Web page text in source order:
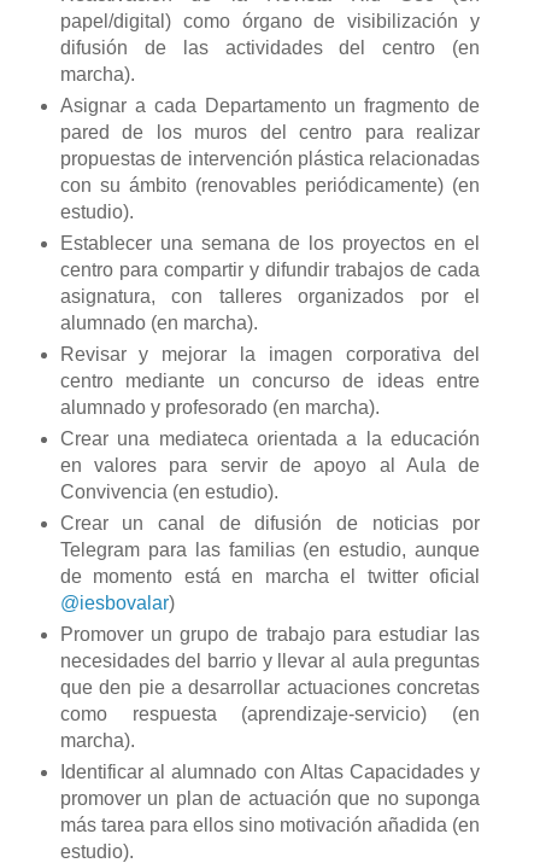
papel/digital) como órgano de visibilización y
difusión de las actividades del centro (en
marcha).
Asignar a cada Departamento un fragmento de
pared de los muros del centro para realizar
propuestas de intervención plástica relacionadas
con su ámbito (renovables periódicamente) (en
estudio).
Establecer una semana de los proyectos en el
centro para compartir y difundir trabajos de cada
asignatura, con talleres organizados por el
alumnado (en marcha).
Revisar y mejorar la imagen corporativa del
centro mediante un concurso de ideas entre
alumnado y profesorado (en marcha).
Crear una mediateca orientada a la educación
en valores para servir de apoyo al Aula de
Convivencia (en estudio).
Crear un canal de difusión de noticias por
Telegram para las familias (en estudio, aunque
de momento está en marcha el twitter oficial
@iesbovalar)
Promover un grupo de trabajo para estudiar las
necesidades del barrio y llevar al aula preguntas
que den pie a desarrollar actuaciones concretas
como respuesta (aprendizaje-servicio) (en
marcha).
Identificar al alumnado con Altas Capacidades y
promover un plan de actuación que no suponga
más tarea para ellos sino motivación añadida (en
estudio).